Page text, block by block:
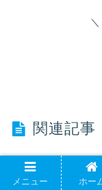
関連記事
メニュー ホー